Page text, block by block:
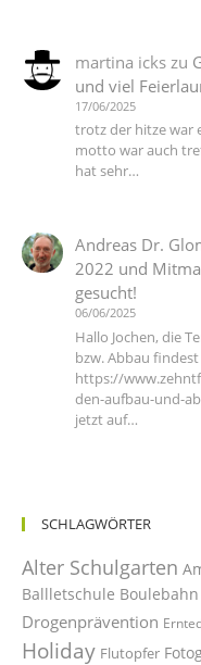
martina ickszu
und viel
17/06/2025
trotz der hitze war
motto war auch
hat sehr…
Andreas Dr.
2022 und
gesucht!
06/06/2025
Hallo Jochen, die
bzw. Abbau
https://
den-aufbau-und-
jetzt auf…
SCHLAGWÖRTER
Alter Schulgarten
Ballletschule Boulebahn
Drogenprävention
Holiday Flutopfer